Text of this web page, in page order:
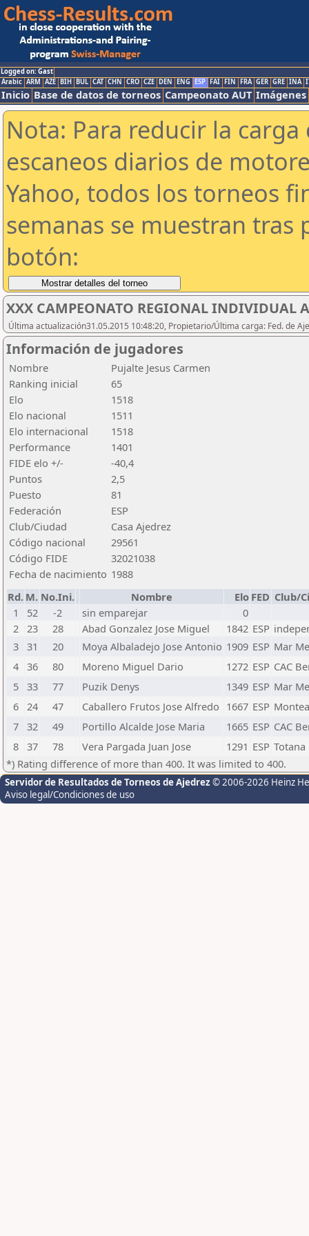
Logged on: Gast
Arabic ARM AZE BIH BUL CAT CHN CRO CZE DEN ENG ESP FAI FIN FRA GER GRE INA
Inicio Base de datos de torneos Campeonato AUT Imágenes
Nota: Para reducir la
escaneos diarios de
Yahoo, todos los torneos
semanas se muestran tras
botón:
XXX CAMPEONATO REGIONAL INDIVIDUAL
Última actualización31.05.2015 10:48:20, Propietario/Última carga: Fed. de
Información de jugadores
Nombre
Pujalte Jesus Carmen
Ranking inicial
65
Elo
1518
Elo nacional
1511
Elo internacional
1518
Performance
1401
FIDE elo +/-
-40,4
Puntos
2,5
Puesto
81
Federación
ESP
Club/Ciudad
Casa Ajedrez
Código nacional
29561
Código FIDE
32021038
Fecha de nacimiento 1988
Rd. M. No.Ini. Nombre Elo FED Club/
1
52 -2 sin emparejar
0
2 23 28 Abad Gonzalez Jose Miguel 1842 ESP
3 31 20 Moya Albaladejo Jose Antonio 1909 ESP Mar
4 36 80 Moreno Miguel Dario 1272 ESP CAC
5 33 77 Puzik Denys 1349 ESP Mar
6 24 47 Caballero Frutos Jose Alfredo 1667 ESP
7 32 49 Portillo Alcalde Jose Maria 1665 ESP CAC
8 37 78 Vera Pargada Juan Jose 1291 ESP Totana
*) Rating difference of more than 400. It was limited to 400.
Servidor de Resultados de Torneos de Ajedrez © 2006-2026 Heinz
Aviso legal/Condiciones de uso